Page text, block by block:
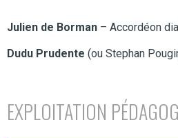
Julien de Borman – Accordéon
Dudu Prudente (ou Stephan
EXPLOITATION